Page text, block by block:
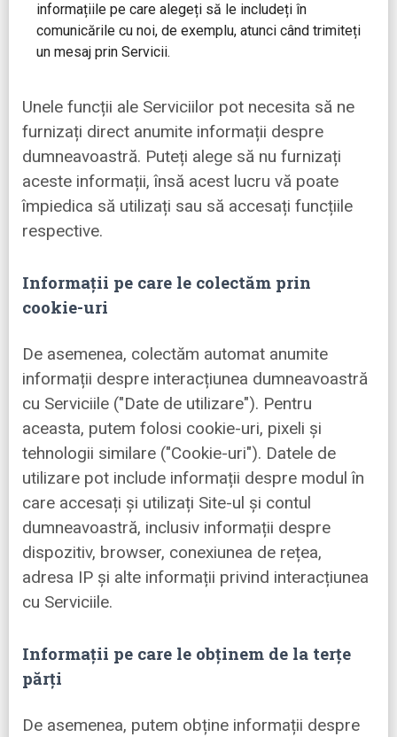
informațiile pe care alegeți să le includeți în
comunicările cu noi, de exemplu, atunci când trimiteți
un mesaj prin Servicii.
Unele funcții ale Serviciilor pot necesita să ne
furnizați direct anumite informații despre
dumneavoastră. Puteți alege să nu furnizați
aceste informații, însă acest lucru vă poate
împiedica să utilizați sau să accesați funcțiile
respective.
Informații pe care le colectăm prin
cookie-uri
De asemenea, colectăm automat anumite
informații despre interacțiunea dumneavoastră
cu Serviciile ("Date de utilizare"). Pentru
aceasta, putem folosi cookie-uri, pixeli și
tehnologii similare ("Cookie-uri"). Datele de
utilizare pot include informații despre modul în
care accesați și utilizați Site-ul și contul
dumneavoastră, inclusiv informații despre
dispozitiv, browser, conexiunea de rețea,
adresa IP și alte informații privind interacțiunea
cu Serviciile.
Informații pe care le obținem de la terțe
părți
De asemenea, putem obține informații despre